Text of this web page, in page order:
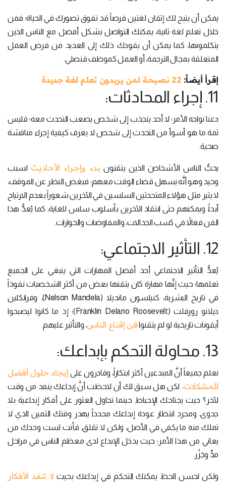
يمكن أن يتيح لك إتقان لغتين فرصاً قد تفوق تصورك في الحياة؛ فمن
خلال تعلم لغة ثانية، يمكنك التواصل بشكل أفضل مع الناس الذين
يتكلمونها، كما يمكن أن يقودك ذلك إلى العديد من فرص العمل
المتعلقة بمجال الترجمة، أو العمل كموظف قنصلي.
إقرأ أيضاً: 22 نصيحة لمن يريدون تعلم لغة جديدة
11. إجراء المحادثات:
دعنا نواجه الأمر؛ لا أحد ينجذب إلى شخص يصعب التحدث معه؛ فليس
ثمة ما هو أسوأ من التحدث إلى شخص لا يعرف كيفية إجراء مناقشة
صحية.
يحبُّ الناس الأشخاصَ الذين يتقنون بدء وإجراء الأحاديث لسبب
وحيد وهو أنَّه يسهل قضاء الوقت معهم؛ فبغض النظر عن الموقف،
لا يثير مثل هؤلاء المتحدثين السلسين في الآخرين شعوراً بعدم الارتياح
أبداً، ويمكنهم حتى انتقاد الآخرين بأسلوب سلس للغاية، كما يُعدُّ هذا
الفن فعالاً في كسب الجدالات، والمفاوضات والحوارات.
12. التأثير الاجتماعي:
يُعدُّ التأثير الاجتماعي أحد أفضل المهارات التي ينبغي على الجميع
تعلمها؛ حيث إنَّها مهارة كان يتقنها بعض من أكثر الشخصيات نفوذاً
في تاريخ البشرية، كنيلسون مانديلا (Nelson Mandela)، وفرانكلين
ديلانو روزفلت (Franklin Delano Roosevelt)؛ إذ ما كانوا ليصبحوا
أيقونات تاريخية لو لم يتقنوافن إقناع الناس، والتأثير عليهم.
13. محاولة التحكم بإبداعك:
نعلم جميعاً أنَّ المبدعين أكثر ابتكاراً، وقادرون على إيجاد حلول أفضل
للمشكلات، لكن هل سبق لك أن لاحظت أنَّ إبداعك ينفد من وقت
لآخر؟ حيث يجتاحك الإحباط حينما تحاول العثور على أفكار إبداعية بلا
جدوى، ومجرد انتظار عودة إبداعك مجدداً يهدر وقتك الثمين الذي لا
تملك منه ما يكفي في الأصل، ولكن لا تقلق، فأنت لست وحدك من
يعاني من هذا الأمر؛ حيث يدخل الإبداع لدى معظم الناس في مراحل
مدٍّ وجَزْر.
ولكن لحسن الحظ يمكنك التحكم في إبداعك بحيث لا تنفد الأفكار